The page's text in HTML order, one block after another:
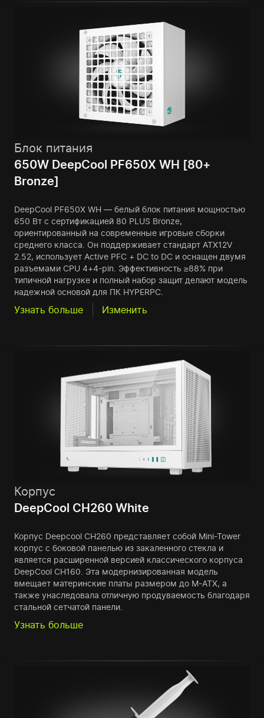
Блок питания
650W DeepCool PF650X WH [80+
Bronze]
DeepCool PF650X WH — белый блок питания мощностью
650 Вт с сертификацией 80 PLUS Bronze,
ориентированный на современные игровые сборки
среднего класса. Он поддерживает стандарт ATX12V
2.52, использует Active PFC + DC to DC и оснащен двумя
разъемами CPU 4+4-pin. Эффективность ≥88% при
типичной нагрузке и полный набор защит делают модель
надежной основой для ПК HYPERPC.
Узнать больше Изменить
Корпус
DeepCool CH260 White
Корпус Deepcool CH260 представляет собой Mini-Tower
корпус с боковой панелью из закаленного стекла и
является расширенной версией классического корпуса
DeepCool CH160. Эта модернизированная модель
вмещает материнские платы размером до M-ATX, а
также унаследовала отличную продуваемость благодаря
стальной сетчатой панели.
Узнать больше